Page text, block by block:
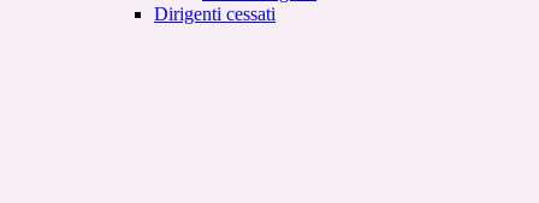
Dirigenti cessati